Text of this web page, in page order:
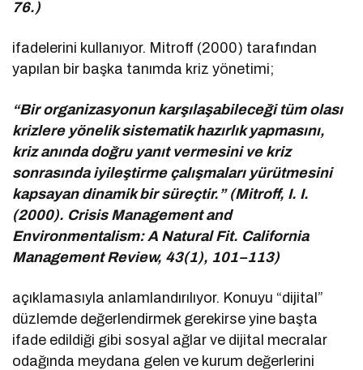
76.)
ifadelerini kullanıyor. Mitroff (2000) tarafından
yapılan bir başka tanımda kriz yönetimi;
“Bir organizasyonun karşılaşabileceği tüm olası
krizlere yönelik sistematik hazırlık yapmasını,
kriz anında doğru yanıt vermesini ve kriz
sonrasında iyileştirme çalışmaları yürütmesini
kapsayan dinamik bir süreçtir.” (Mitroff, I. I.
(2000). Crisis Management and
Environmentalism: A Natural Fit. California
Management Review, 43(1), 101–113)
açıklamasıyla anlamlandırılıyor. Konuyu “dijital”
düzlemde değerlendirmek gerekirse yine başta
ifade edildiği gibi sosyal ağlar ve dijital mecralar
odağında meydana gelen ve kurum değerlerini